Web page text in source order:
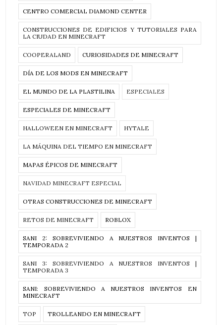
CENTRO COMERCIAL DIAMOND CENTER
CONSTRUCCIONES DE EDIFICIOS Y TUTORIALES PARA
LA CIUDAD EN MINECRAFT
COOPERALAND CURIOSIDADES DE MINECRAFT
DÍA DE LOS MODS EN MINECRAFT
EL MUNDO DE LA PLASTILINA ESPECIALES
ESPECIALES DE MINECRAFT
HALLOWEEN EN MINECRAFT HYTALE
LA MÁQUINA DEL TIEMPO EN MINECRAFT
MAPAS ÉPICOS DE MINECRAFT
NAVIDAD MINECRAFT ESPECIAL
OTRAS CONSTRUCCIONES DE MINECRAFT
RETOS DE MINECRAFT ROBLOX
SANI 2: SOBREVIVIENDO A NUESTROS INVENTOS |
TEMPORADA 2
SANI 3: SOBREVIVIENDO A NUESTROS INVENTOS |
TEMPORADA 3
SANI: SOBREVIVIENDO A NUESTROS INVENTOS EN
MINECRAFT
TOP TROLLEANDO EN MINECRAFT